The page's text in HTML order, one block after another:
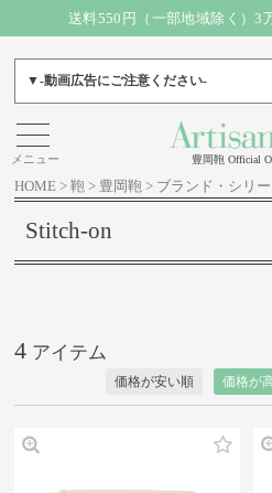
送料550円（一部地域除く）3
▼-動画広告にご注意ください-
豊岡鞄 Official
HOME 鞄 豊岡鞄 ブランド・シリ
Stitch-on
価格が安い順 価格が
4